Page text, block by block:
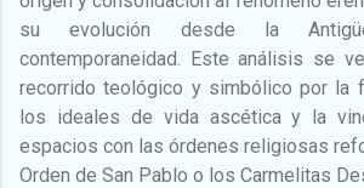
su evolución desde la
contemporaneidad. Este análisis se
recorrido teológico y simbólico por la
los ideales de vida ascética y la
espacios con las órdenes religiosas
Orden de San Pablo o los Carmelitas